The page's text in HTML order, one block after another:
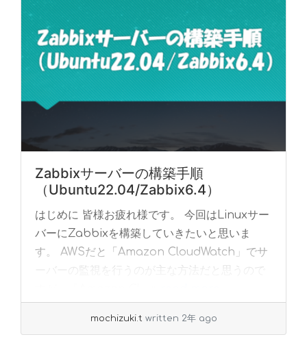
Zabbixサーバーの構築手順
（Ubuntu22.04/Zabbix6.4）
はじめに 皆様お疲れ様です。 今回はLinuxサー
バーにZabbixを構築していきたいと思いま
す。 AWSだと「Amazon CloudWatch」でサ
ーバーの監視を行うのが主な方法だと思うので
mochizuki.t written 2年 ago